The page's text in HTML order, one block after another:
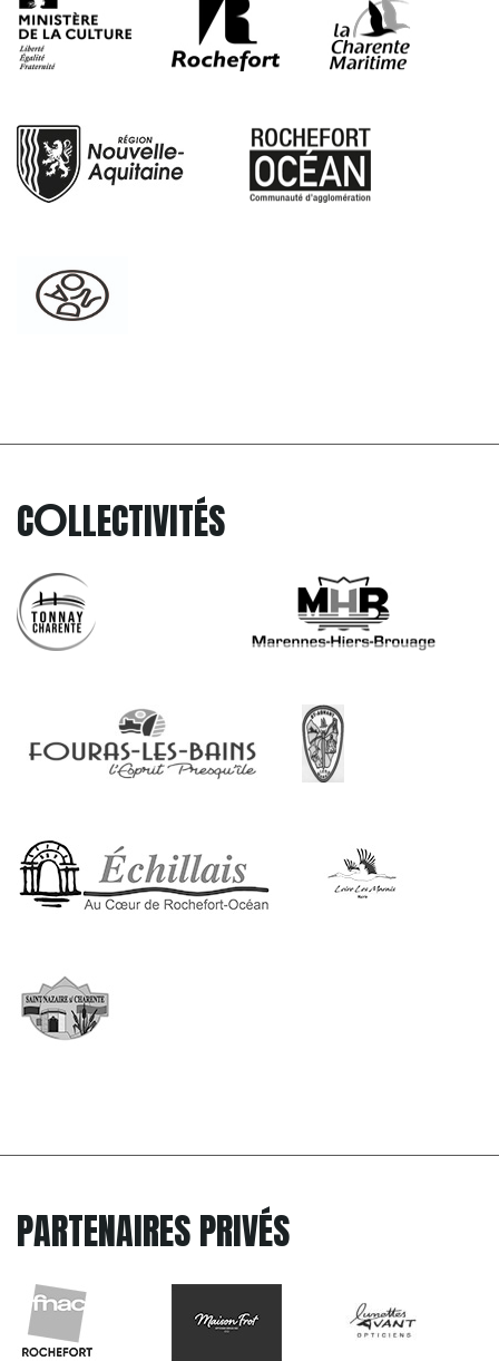
COLLECTIVITÉS
PARTENAIRES PRIVÉS
L'éditorial